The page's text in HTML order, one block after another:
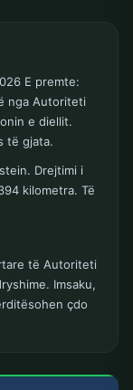
E premte:
nga Autoriteti
e diellit.
të gjata.
Drejtimi i
kilometra. Të
të Autoriteti
Imsaku,
çdo